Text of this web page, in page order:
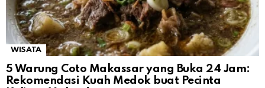
WISATA
5 Warung Coto Makassar yang Buka 24 Jam:
Rekomendasi Kuah Medok buat Pecinta